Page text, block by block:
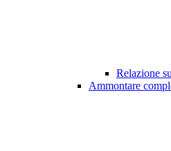
Relazione
Ammontare